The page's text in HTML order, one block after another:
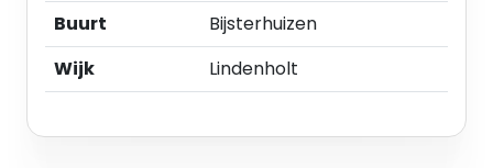
telefonie- en elektrabekabeling;
- Pantry;
- Gescheiden dames- en herentoiletten per
verdieping;
- Alarminstallatie;
Buurt
Bijsterhuizen
Wijk
Lindenholt